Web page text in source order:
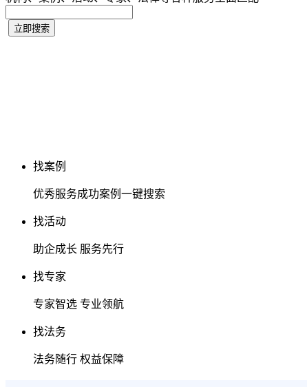
找案例
优秀服务成功案例一键搜索
找活动
助企成长 服务先行
找专家
专家智选 专业领航
找法务
法务随行 权益保障